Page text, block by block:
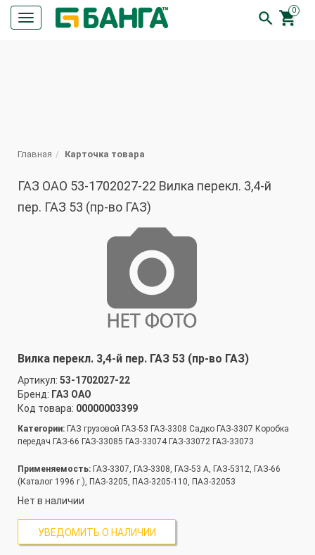
Кнопка
меню
0


Главная Карточка товара
ГАЗ ОАО 53-1702027-22 Вилка перекл. 3,4-й
пер. ГАЗ 53 (пр-во ГАЗ)
Вилка перекл. 3,4-й пер. ГАЗ 53 (пр-во ГАЗ)
Артикул: 53-1702027-22
Бренд: ГАЗ ОАО
Код товара: 00000003399
Категории: ГАЗ грузовой ГАЗ-53 ГАЗ-3308 Садко ГАЗ-3307 Коробка
передач ГАЗ-66 ГАЗ-33085 ГАЗ-33074 ГАЗ-33072 ГАЗ-33073
Применяемость: ГАЗ-3307, ГАЗ-3308, ГАЗ-53 А, ГАЗ-5312, ГАЗ-66
(Каталог 1996 г.), ПАЗ-3205, ПАЗ-3205-110, ПАЗ-32053
Нет в наличии
УВЕДОМИТЬ О НАЛИЧИИ